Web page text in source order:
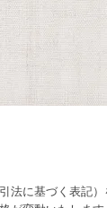
に基づく表記）